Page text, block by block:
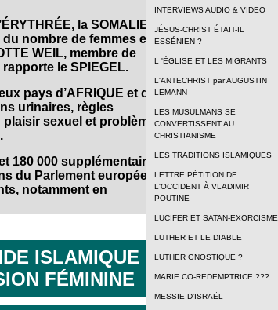
INTERVIEWS AUDIO & VIDEO
JÉSUS-CHRIST ÉTAIT-IL
ESSÉNIEN ?
L 'ÉGLISE ET LES MIGRANTS
L'ANTECHRIST par AUGUSTIN
LEMANN
LES MUSULMANS SE
CONVERTISSENT AU
CHRISTIANISME
LES TRADITIONS ISLAMIQUES
LETTRE PÉTITION DE
L'OCCIDENT À VLADIMIR
POUTINE
LUCIFER ET SATAN-EXORCISME
LUTHER ET LE DIABLE
LUTHER GNOSTIQUE ?
MARIE CO-REDEMPTRICE ???
MESSIE D'ISRAËL
la SOMALIE et
nombre de femmes et
WEIL, membre de
rapporte le SPIEGEL.
pays d’AFRIQUE et du
urinaires, règles
sexuel et problèmes
180 000 supplémentaires
du Parlement européen,
notamment en
ISLAMIQUE :
FÉMININE